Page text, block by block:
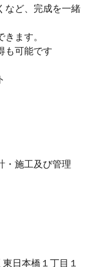
など、完成を一緒
ます。
も可能です
・施工及び管理
日本橋１丁目１